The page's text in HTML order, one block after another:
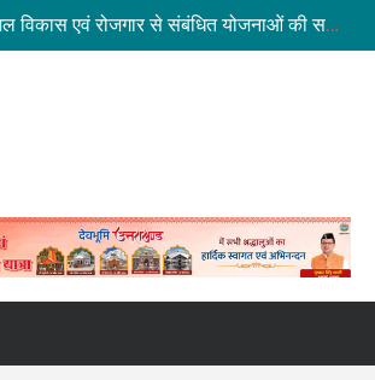
जिलाधिकारी की अध्यक्षता में आयोजित हुई वन भूमि हस्तांतरण की बैठक
महिलाओं को आर्थिक सशक्त बनाने पर जोर
वाहन दुर्घटनाग्रस्त, पांच की मौत